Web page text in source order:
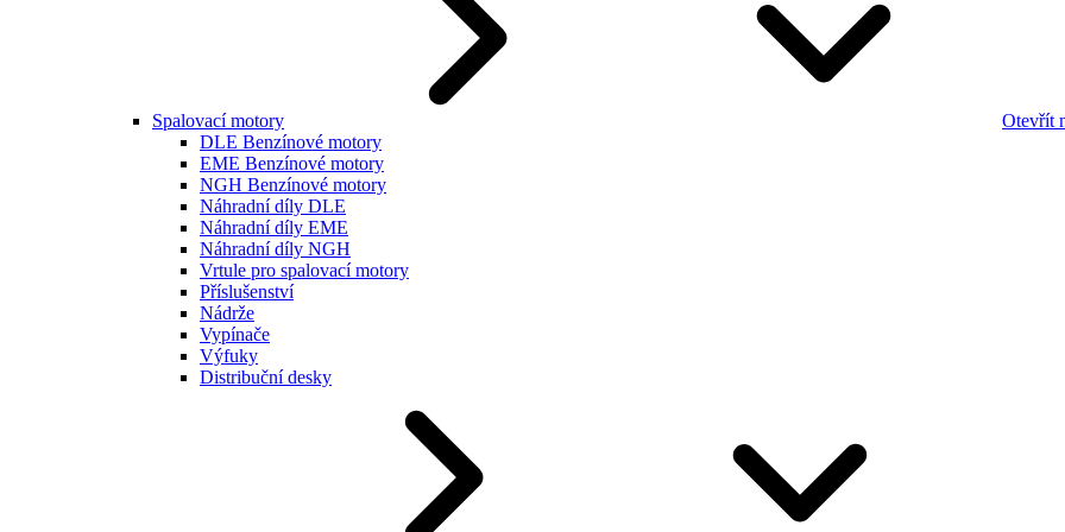
Spalovací motory
Otevřít
DLE Benzínové motory
EME Benzínové motory
NGH Benzínové motory
Náhradní díly DLE
Náhradní díly EME
Náhradní díly NGH
Vrtule pro spalovací motory
Příslušenství
Nádrže
Vypínače
Výfuky
Distribuční desky